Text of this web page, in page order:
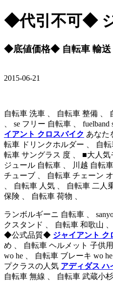
◆代引不可◆
◆底値価格◆ 自転車 輸送
2015-06-21
自転車 洗車 、 自転車 整備 、
、 se フリー 自転車 、
イアント クロスバイク あなた
転車 ドリンクホルダー 、 自
転車 サングラス 度 、 ■大人気
ジュール 自転車 、 川越 自転
チューブ 、 自転車 チェーン
、 自転車 人気 、 自転車 二
保険 、 自転車 荷物 、
ランボルギーニ 自転車 、
クスタンド 、 自転車 和歌山
◆公式品質◆ ジャイアント ク
め 、 自転車 ヘルメット 子供
wo he 、 自転車 ブレーキ wo
プクラスの人気 アディダス ハ
自転車 無線 、 自転車 武蔵小